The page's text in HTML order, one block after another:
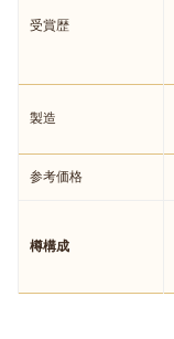
受賞歴
製造
参考価格
樽構成